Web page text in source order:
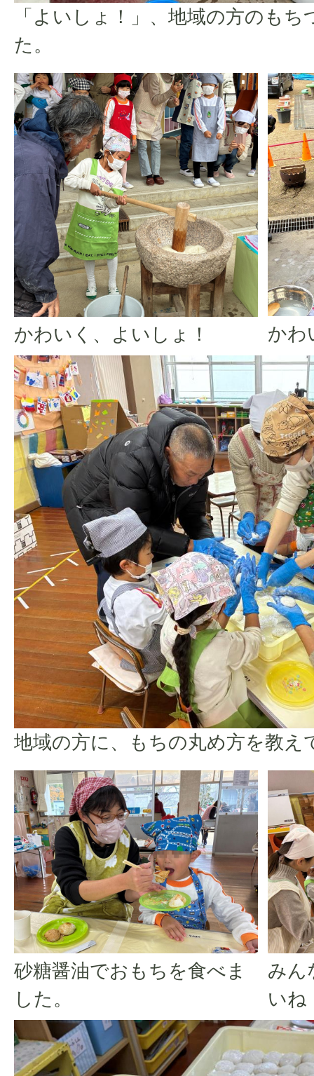
「よいしょ！」、地域の方のも
た。
かわいく、よいしょ！ かわ
地域の方に、もちの丸め方を教え
砂糖醤油でおもちを食べま
した。
みん
いね